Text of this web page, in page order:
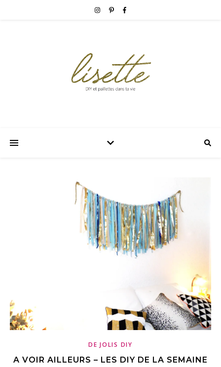
DE JOLIS DIY
A VOIR AILLEURS – LES DIY DE LA SEMAINE